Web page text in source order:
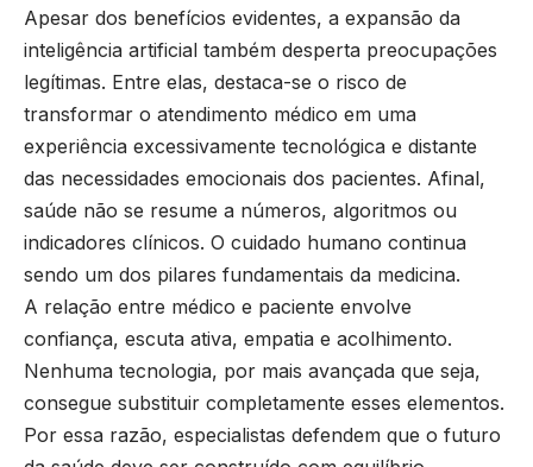
Apesar dos benefícios evidentes, a expansão da
inteligência artificial também desperta preocupações
legítimas. Entre elas, destaca-se o risco de
transformar o atendimento médico em uma
experiência excessivamente tecnológica e distante
das necessidades emocionais dos pacientes. Afinal,
saúde não se resume a números, algoritmos ou
indicadores clínicos. O cuidado humano continua
sendo um dos pilares fundamentais da medicina.
A relação entre médico e paciente envolve
confiança, escuta ativa, empatia e acolhimento.
Nenhuma tecnologia, por mais avançada que seja,
consegue substituir completamente esses elementos.
Por essa razão, especialistas defendem que o futuro